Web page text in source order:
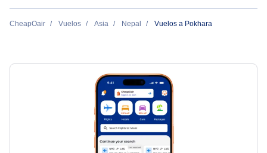
Vuelos de Bhairawa a Pokhara
CheapOair Vuelos Asia Nepal Vuelos a Pokhara